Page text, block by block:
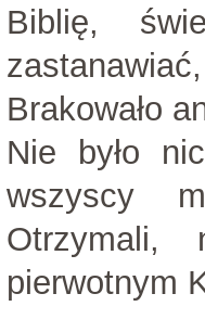
Biblię,
Brakowało
Nie było
wszyscy
Otrzymali,
pierwotnym